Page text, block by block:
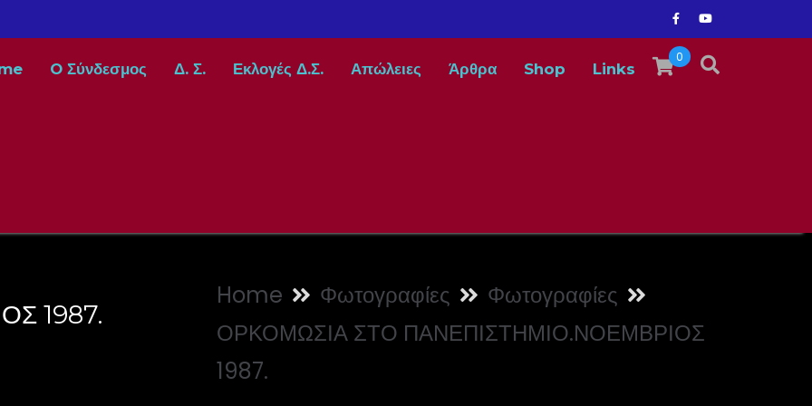
0
O Σύνδεσμος Δ. Σ. Εκλογές Δ.Σ. Απώλειες Άρθρα Shop Links
1987.
Home Φωτογραφίες
Φωτογραφίες
ΟΡΚΟΜΩΣΙΑ ΣΤΟ ΠΑΝΕΠΙΣΤΗΜΙΟ.ΝΟΕΜΒΡΙΟΣ
1987.